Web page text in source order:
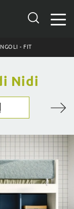
- FIT
Nidi